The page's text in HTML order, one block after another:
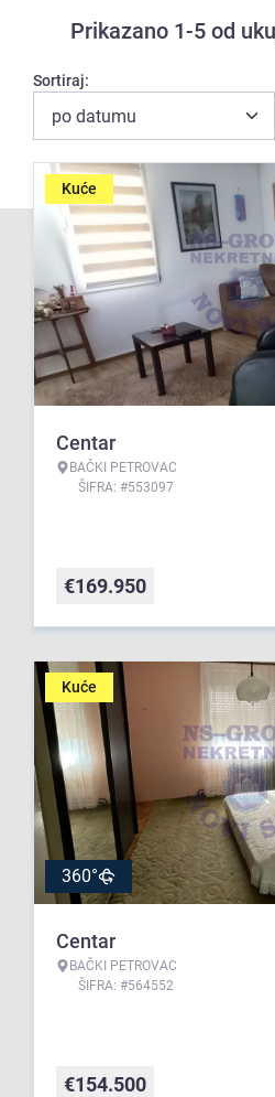
Prikazano 1-5 od
Sortiraj:
po datumu
Kuće
Centar
BAČKI PETROVAC
ŠIFRA: #553097
€169.950
Kuće
360°
Centar
BAČKI PETROVAC
ŠIFRA: #564552
€154.500